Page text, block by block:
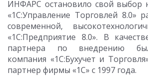
ИНФАРС остановило свой выбор
«1С:Управление Торговлей 8.0»
современной,
«1С:Предприятие 8.0». В
партнера по внедрению
компания «1С:Бухучет и
партнер фирмы «1С» с 1997 года.